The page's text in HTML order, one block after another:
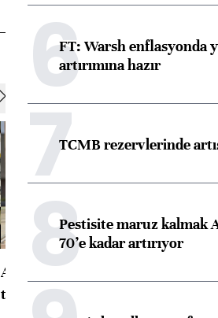
ABD'de konut başlangıçları
toparlandı
6FT: Warsh enflasyonda
artırımına hazır
7TCMB rezervlerinde
8Pestisite maruz kalmak
70’e kadar artırıyor